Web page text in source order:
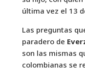
última vez el 13
Las preguntas
paradero de
son las mismas
colombianas se